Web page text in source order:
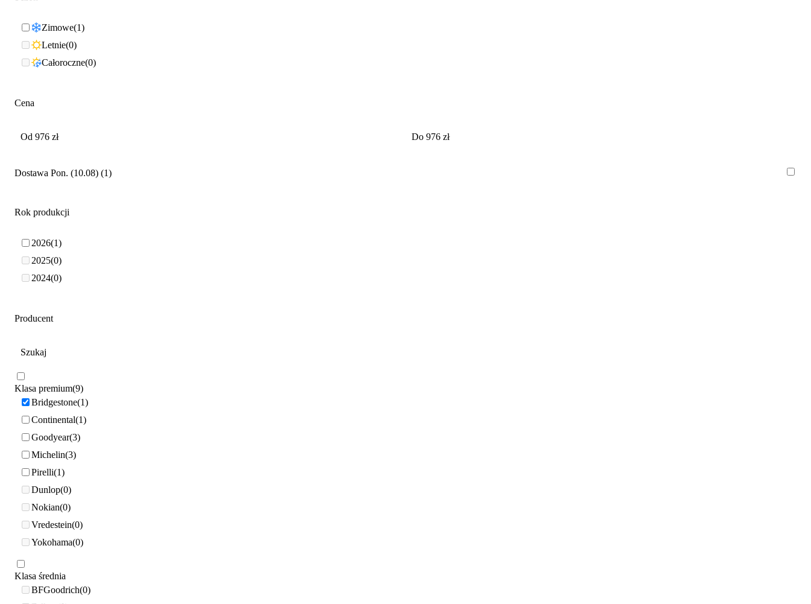
Zimowe 1
Letnie 0
Całoroczne 0
Cena
Dostawa Pon. (10.08) 1
Rok produkcji
2026 1
2025 0
2024 0
Producent
Klasa premium 9
Bridgestone 1
Continental 1
Goodyear 3
Michelin 3
Pirelli 1
Dunlop 0
Nokian 0
Vredestein 0
Yokohama 0
Klasa średnia
BFGoodrich 0